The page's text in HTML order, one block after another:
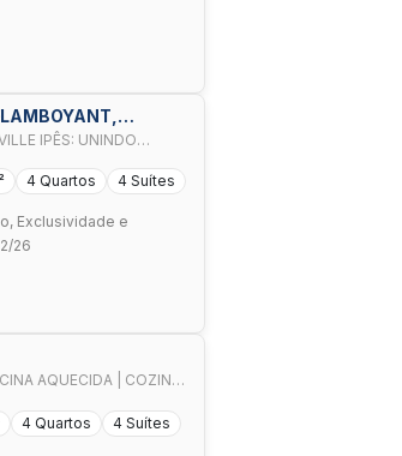
4 Quartos 4 Suítes
Exclusividade e
26
AQUECIDA | COZINHA
4 Quartos 4 Suítes